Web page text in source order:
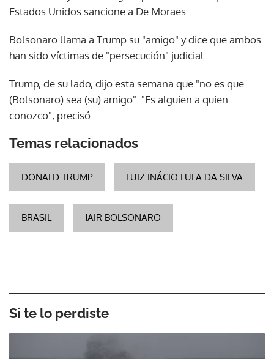
Estados Unidos sancione a De Moraes.
Bolsonaro llama a Trump su "amigo" y dice que ambos
han sido víctimas de "persecución" judicial.
Trump, de su lado, dijo esta semana que "no es que
(Bolsonaro) sea (su) amigo". "Es alguien a quien
conozco", precisó.
Temas relacionados
DONALD TRUMP LUIZ INÁCIO LULA DA SILVA
BRASIL JAIR BOLSONARO
Si te lo perdiste